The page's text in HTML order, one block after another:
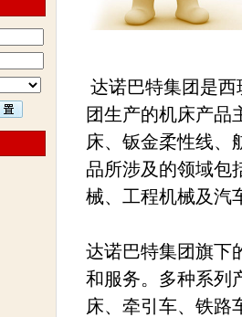
达诺巴特集团是
团生产的机床产品
床、钣金柔性线、
品所涉及的领域包
械、工程机械及汽
达诺巴特集团旗下
和服务。多种系列
床、牵引车、铁路